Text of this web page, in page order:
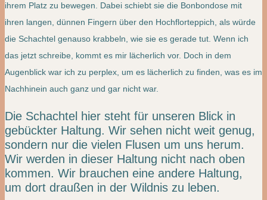
ihrem Platz zu bewegen. Dabei schiebt sie die Bonbondose mit
ihren langen, dünnen Fingern über den Hochflorteppich, als würde
die Schachtel genauso krabbeln, wie sie es gerade tut. Wenn ich
das jetzt schreibe, kommt es mir lächerlich vor. Doch in dem
Augenblick war ich zu perplex, um es lächerlich zu finden, was es im
Nachhinein auch ganz und gar nicht war.
Die Schachtel hier steht für unseren Blick in
gebückter Haltung. Wir sehen nicht weit genug,
sondern nur die vielen Flusen um uns herum.
Wir werden in dieser Haltung nicht nach oben
kommen. Wir brauchen eine andere Haltung,
um dort draußen in der Wildnis zu leben.